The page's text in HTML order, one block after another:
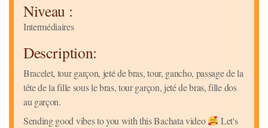
Niveau :
Intermédiaires
Description:
Bracelet, tour garçon, jeté de bras, tour, gancho, passage de la
tête de la fille sous le bras, tour garçon, jeté de bras, fille dos
au garçon.
Sending good vibes to you with this Bachata video
Let's